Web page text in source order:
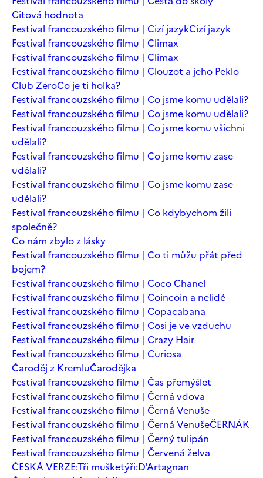
Citová hodnota
Festival francouzského filmu | Cizí jazykCizí jazyk
Festival francouzského filmu | Climax
Festival francouzského filmu | Climax
Festival francouzského filmu | Clouzot a jeho Peklo
Club ZeroCo je ti holka?
Festival francouzského filmu | Co jsme komu udělali?
Festival francouzského filmu | Co jsme komu udělali?
Festival francouzského filmu | Co jsme komu všichni
udělali?
Festival francouzského filmu | Co jsme komu zase
udělali?
Festival francouzského filmu | Co jsme komu zase
udělali?
Festival francouzského filmu | Co kdybychom žili
společně?
Co nám zbylo z lásky
Festival francouzského filmu | Co ti můžu přát před
bojem?
Festival francouzského filmu | Coco Chanel
Festival francouzského filmu | Coincoin a nelidé
Festival francouzského filmu | Copacabana
Festival francouzského filmu | Cosi je ve vzduchu
Festival francouzského filmu | Crazy Hair
Festival francouzského filmu | Curiosa
Čaroděj z KremluČarodějka
Festival francouzského filmu | Čas přemýšlet
Festival francouzského filmu | Černá vdova
Festival francouzského filmu | Černá Venuše
Festival francouzského filmu | Černá VenušeČERNÁK
Festival francouzského filmu | Černý tulipán
Festival francouzského filmu | Červená želva
ČESKÁ VERZE:Tři mušketýři:D'Artagnan